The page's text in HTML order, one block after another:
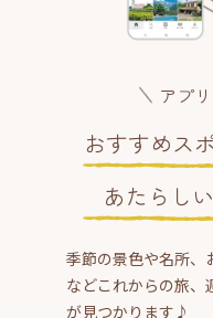
アプ
おすすめス
あたらし
季節の景色や名所、
などこれからの旅、
が見つかります♪